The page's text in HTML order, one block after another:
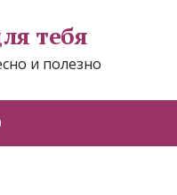
тебя
и полезно